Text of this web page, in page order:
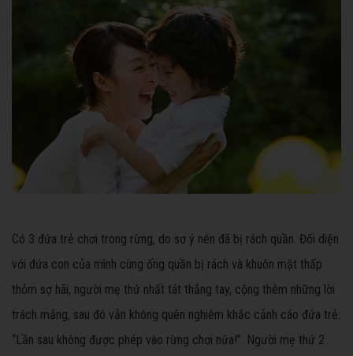
Có 3 đứa trẻ chơi trong rừng, do sơ ý nên đã bị rách quần. Đối diện
với đứa con của mình cùng ống quần bị rách và khuôn mặt thấp
thỏm sợ hãi, người mẹ thứ nhất tát thẳng tay, cộng thêm những lời
trách mắng, sau đó vẫn không quên nghiêm khắc cảnh cáo đứa trẻ:
“Lần sau không được phép vào rừng chơi nữa!”. Người mẹ thứ 2